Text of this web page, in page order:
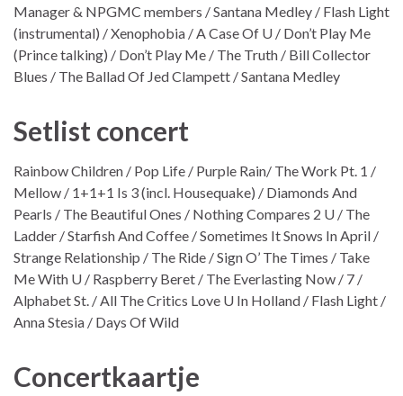
Manager & NPGMC members / Santana Medley / Flash Light
(instrumental) / Xenophobia / A Case Of U / Don’t Play Me
(Prince talking) / Don’t Play Me / The Truth / Bill Collector
Blues / The Ballad Of Jed Clampett / Santana Medley
Setlist concert
Rainbow Children / Pop Life / Purple Rain/ The Work Pt. 1 /
Mellow / 1+1+1 Is 3 (incl. Housequake) / Diamonds And
Pearls / The Beautiful Ones / Nothing Compares 2 U / The
Ladder / Starfish And Coffee / Sometimes It Snows In April /
Strange Relationship / The Ride / Sign O’ The Times / Take
Me With U / Raspberry Beret / The Everlasting Now / 7 /
Alphabet St. / All The Critics Love U In Holland / Flash Light /
Anna Stesia / Days Of Wild
Concertkaartje